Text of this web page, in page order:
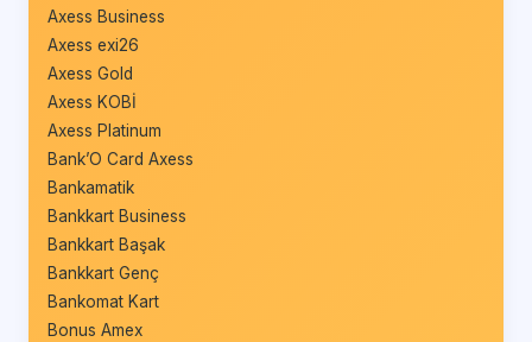
Axess Business
Axess exi26
Axess Gold
Axess KOBİ
Axess Platinum
Bank’O Card Axess
Bankamatik
Bankkart Business
Bankkart Başak
Bankkart Genç
Bankomat Kart
Bonus Amex